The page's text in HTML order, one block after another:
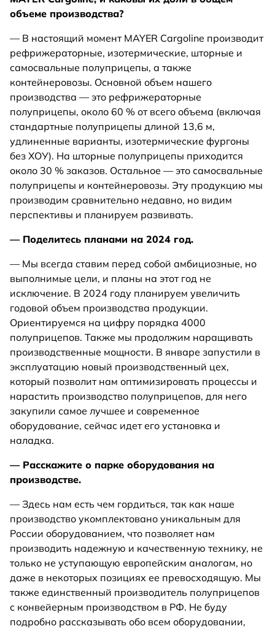
объеме производства?
— В настоящий момент MAYER Cargoline производит
рефрижераторные, изотермические, шторные и
самосвальные полуприцепы, а также
контейнеровозы. Основной объем нашего
производства — это рефрижераторные
полуприцепы, около 60 % от всего объема (включая
стандартные полуприцепы длиной 13,6 м,
удлиненные варианты, изотермические фургоны
без ХОУ). На шторные полуприцепы приходится
около 30 % заказов. Остальное — это самосвальные
полуприцепы и контейнеровозы. Эту продукцию мы
производим сравнительно недавно, но видим
перспективы и планируем развивать.
— Поделитесь планами на 2024 год.
— Мы всегда ставим перед собой амбициозные, но
выполнимые цели, и планы на этот год не
исключение. В 2024 году планируем увеличить
годовой объем производства продукции.
Ориентируемся на цифру порядка 4000
полуприцепов. Также мы продолжим наращивать
производственные мощности. В январе запустили в
эксплуатацию новый производственный цех,
который позволит нам оптимизировать процессы и
нарастить производство полуприцепов, для него
закупили самое лучшее и современное
оборудование, сейчас идет его установка и
наладка.
— Расскажите о парке оборудования на
производстве.
— Здесь нам есть чем гордиться, так как наше
производство укомплектовано уникальным для
России оборудованием, что позволяет нам
производить надежную и качественную технику, не
только не уступающую европейским аналогам, но
даже в некоторых позициях ее превосходящую. Мы
также единственный производитель полуприцепов
с конвейерным производством в РФ. Не буду
подробно рассказывать обо всем оборудовании,